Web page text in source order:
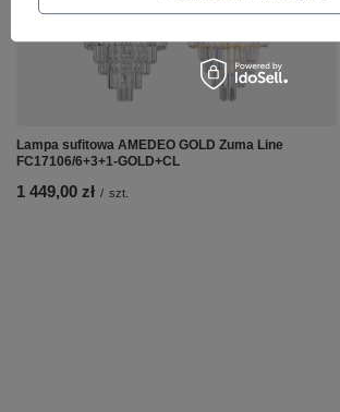
Lampa sufitowa AMEDEO GOLD Zuma Line
FC17106/6+3+1-GOLD+CL
1 449,00 zł / szt.